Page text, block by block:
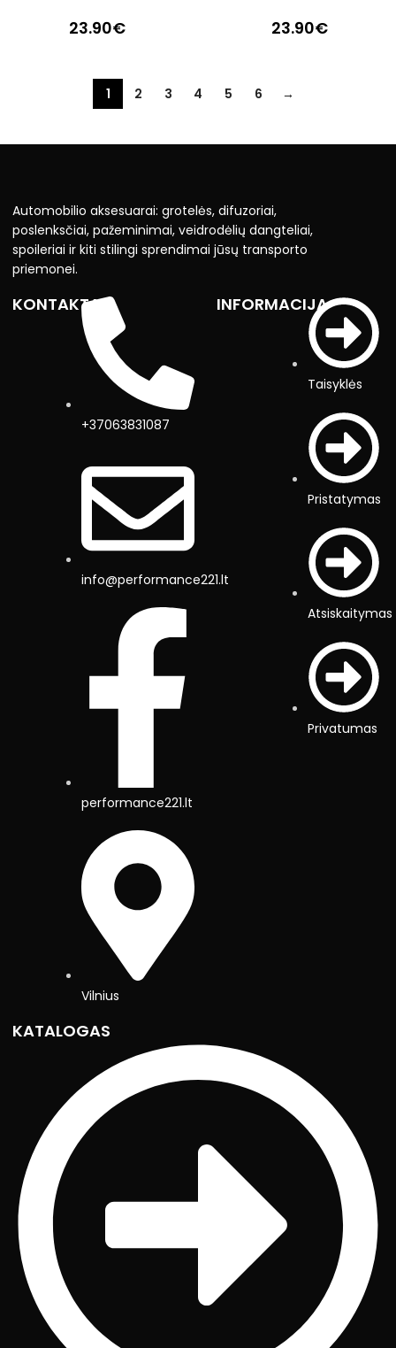
23.90€ 23.90€
1 2 3 4 5 6 →
Automobilio aksesuarai: grotelės, difuzoriai,
poslenksčiai, pažeminimai, veidrodėlių dangteliai,
spoileriai ir kiti stilingi sprendimai jūsų transporto
priemonei.
KONTAKTAI
+37063831087
info@performance221.lt
performance221.lt
Vilnius
INFORMACIJA
Taisyklės
Pristatymas
Atsiskaitymas
Privatumas
KATALOGAS